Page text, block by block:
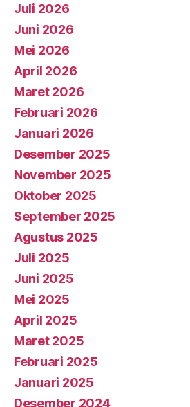
Juli 2026
Juni 2026
Mei 2026
April 2026
Maret 2026
Februari 2026
Januari 2026
Desember 2025
November 2025
Oktober 2025
September 2025
Agustus 2025
Juli 2025
Juni 2025
Mei 2025
April 2025
Maret 2025
Februari 2025
Januari 2025
Desember 2024